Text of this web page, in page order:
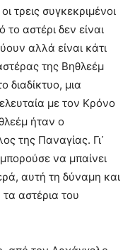
τρεις συγκεκριμένοι
αστέρι δεν είναι
αλλά είναι κάτι
της Βηθλεέμ
διαδίκτυο, μια
με τον Κρόνο
ήταν ο
της Παναγίας. Γι᾿
να μπαίνει
αυτή τη δύναμη και
αστέρια του